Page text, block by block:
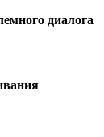
диалога